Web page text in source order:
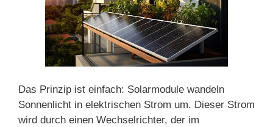
Das Prinzip ist einfach: Solarmodule wandeln
Sonnenlicht in elektrischen Strom um. Dieser Strom
wird durch einen Wechselrichter, der im